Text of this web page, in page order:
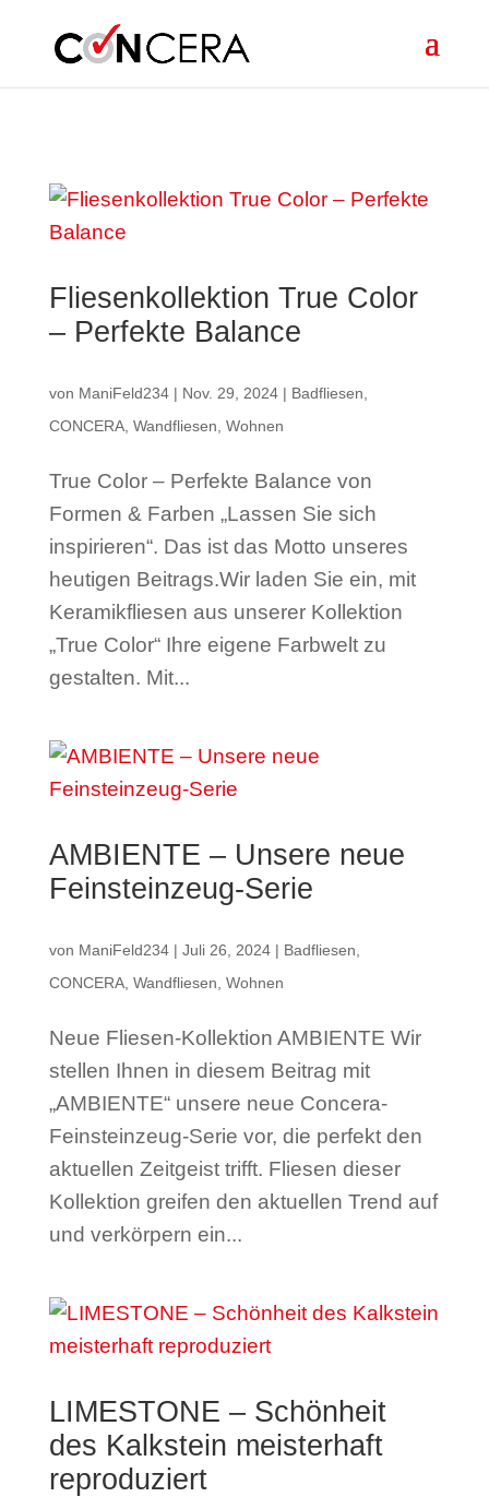
Fliesenkollektion True Color
– Perfekte Balance
von ManiFeld234| Nov. 29, 2024| Badfliesen
CONCERA, Wandfliesen Wohnen
True Color – Perfekte Balance von
Formen & Farben „Lassen Sie sich
inspirieren“. Das ist das Motto unseres
heutigen Beitrags.Wir laden Sie ein, mit
Keramikfliesen aus unserer Kollektion
„True Color“ Ihre eigene Farbwelt zu
gestalten. Mit...
AMBIENTE – Unsere neue
Feinsteinzeug-Serie
von ManiFeld234| Juli 26, 2024| Badfliesen
CONCERA, Wandfliesen Wohnen
Neue Fliesen-Kollektion AMBIENTE Wir
stellen Ihnen in diesem Beitrag mit
„AMBIENTE“ unsere neue Concera-
Feinsteinzeug-Serie vor, die perfekt den
aktuellen Zeitgeist trifft. Fliesen dieser
Kollektion greifen den aktuellen Trend auf
und verkörpern ein...
LIMESTONE – Schönheit
des Kalkstein meisterhaft
reproduziert